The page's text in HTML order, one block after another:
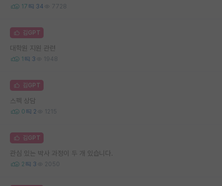
17 34 7728
김GPT
대학원 지원 관련
1 3 1948
김GPT
스펙 상담
0 2 1215
김GPT
관심 있는 박사 과정이 두 개 있습니다.
2 3 2050